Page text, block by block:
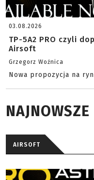
03.08.2026
TP-5A2 PRO czyli
Airsoft
Grzegorz Woźnica
Nowa propozycja na
NAJNOWSZE
AIRSOFT